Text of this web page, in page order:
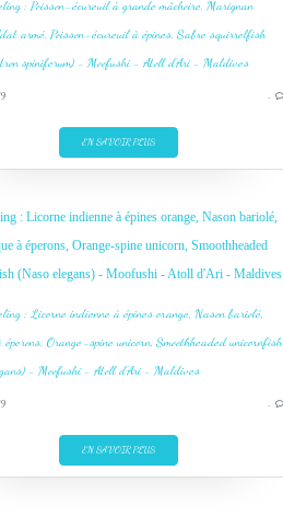
ARI
CORAIL
INDIAN OCEAN
…
EN SAVOIR PLUS
: Licorne indienne à épines orange, Nason bariolé,
à éperons, Orange-spine unicorn, Smoothheaded
(Naso elegans) - Moofushi - Atoll d'Ari - Maldives
…
EN SAVOIR PLUS